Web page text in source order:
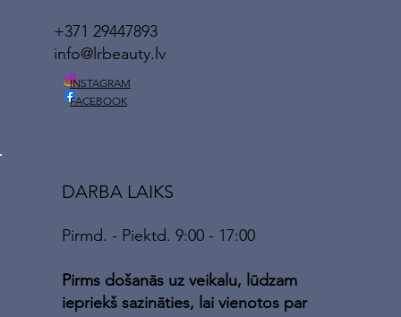
+371 29447893
info@lrbeauty.lv
INSTAGRAM
FACEBOOK
DARBA LAIKS
Pirmd. - Piektd. 9:00 - 17:00
Pirms došanās uz veikalu, lūdzam
iepriekš sazināties, lai vienotos par